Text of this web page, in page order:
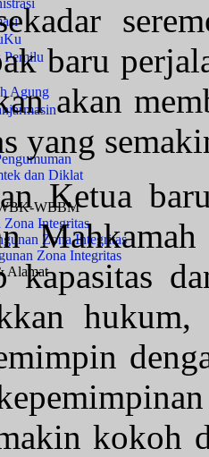
Pemilu
Agung
dan Diklat
WBBM
Zona Integritas
Zona Integritas
Zona Integritas
Alamat
baru
akan
yang
Ketua
kapasitas
kokoh